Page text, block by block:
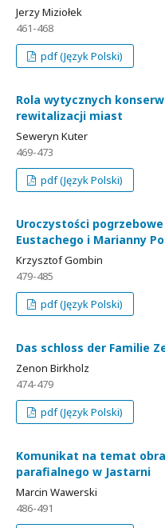
Jerzy Miziołek
461-468
pdf (Język Polski)
Rola wytycznych
rewitalizacji miast
Seweryn Kuter
469-473
pdf (Język Polski)
Uroczystości
Eustachego i Marianny
Krzysztof Gombin
479-485
pdf (Język Polski)
Das schloss der Familie
Zenon Birkholz
474-479
pdf (Język Polski)
Komunikat na temat
parafialnego w Jastarni
Marcin Wawerski
486-491